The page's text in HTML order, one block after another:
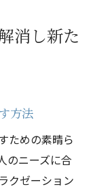
消し新た
方法
ための素晴ら
のニーズに合
クゼーション